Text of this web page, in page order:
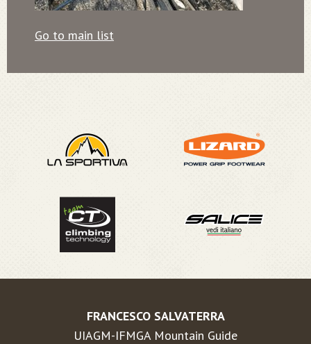
Go to main list
FRANCESCO SALVATERRA
UIAGM-IFMGA Mountain Guide